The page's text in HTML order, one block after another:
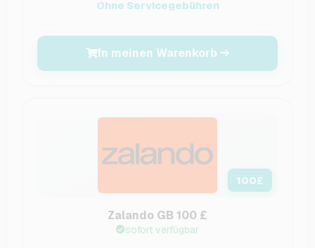
Ohne Servicegebühren
In meinen Warenkorb
100£
Zalando GB 100 £
sofort verfügbar